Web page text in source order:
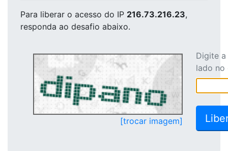
Para liberar o acesso do IP 216.73.216.23,
responda ao desafio abaixo.
[trocar imagem]
Digite
lado no